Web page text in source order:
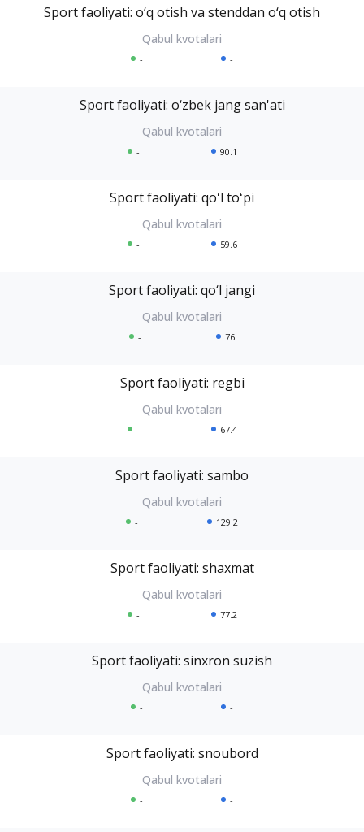
Sport faoliyati: o‘q otish va stenddan o‘q otish
- -
Sport faoliyati: o‘zbek jang san'ati
- 90.1
Sport faoliyati: qoʻl toʻpi
- 59.6
Sport faoliyati: qo‘l jangi
- 76
Sport faoliyati: regbi
- 67.4
Sport faoliyati: sambo
- 129.2
Sport faoliyati: shaxmat
- 77.2
Sport faoliyati: sinxron suzish
- -
Sport faoliyati: snoubord
- -